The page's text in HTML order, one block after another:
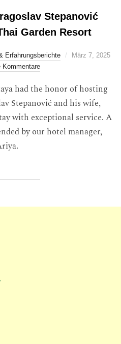
Stepanović
Garden Resort
Erfahrungsberichte
März 7, 2025
Kommentare
had the honor of hosting
Stepanović and his wife,
with exceptional service. A
by our hotel manager,